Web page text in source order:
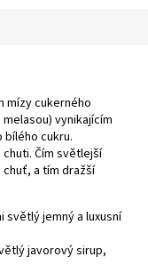
mízy cukerného
vynikajícím
bílého cukru.
Čím světlejší
chuť, a tím dražší
světlý jemný a luxusní
javorový sirup,